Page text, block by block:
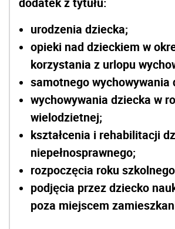
urodzenia dziecka;
opieki nad dzieckiem w
korzystania z urlopu
samotnego wychowywania
wychowywania dziecka w
wielodzietnej;
kształcenia i rehabilitacji
niepełnosprawnego;
rozpoczęcia roku
podjęcia przez dziecko
poza miejscem